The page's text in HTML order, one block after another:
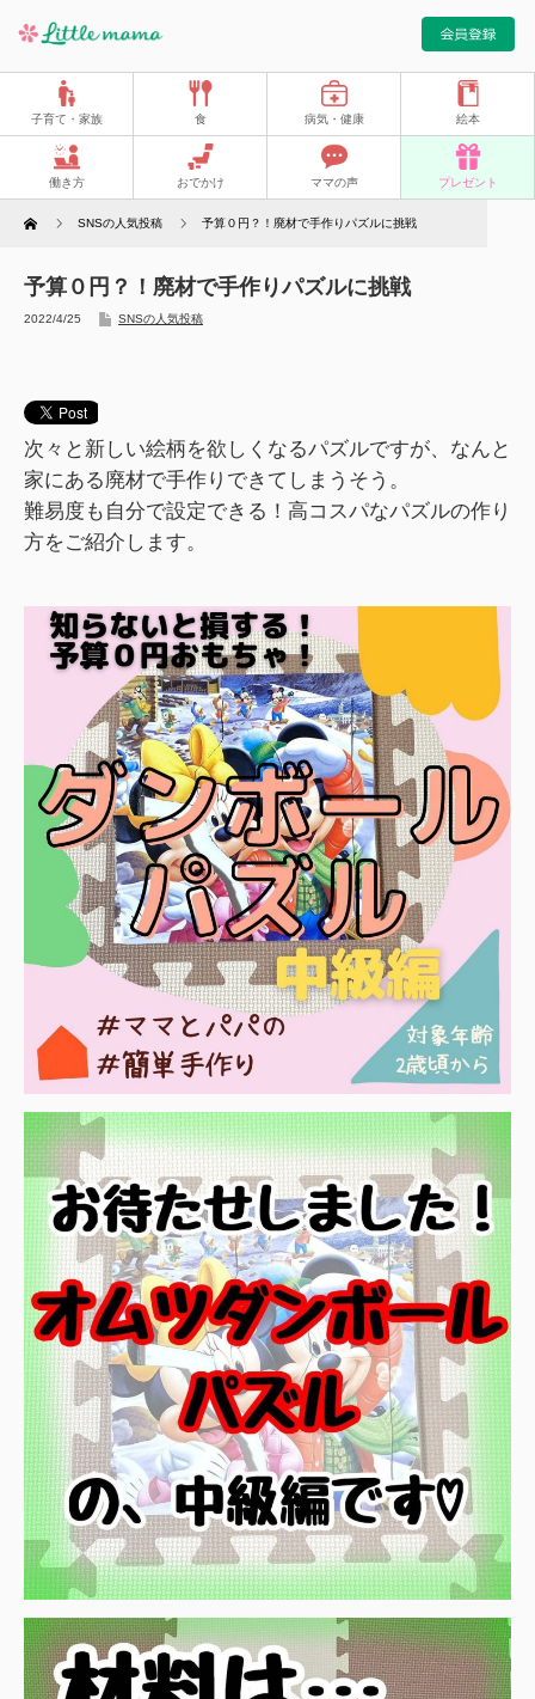
子育て・家族 食 病気・健康 絵本
働き方 おでかけ ママの声 プレゼント
Home SNSの人気投稿 予算０円？！廃材で手作りパズルに挑戦
予算０円？！廃材で手作りパズルに挑戦
2022/4/25 SNSの人気投稿
次々と新しい絵柄を欲しくなるパズルですが、なんと
家にある廃材で手作りできてしまうそう。
難易度も自分で設定できる！高コスパなパズルの作り
方をご紹介します。